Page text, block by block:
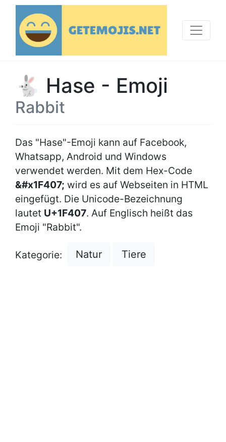
🐇 Hase - Emoji
Rabbit
Das "Hase"-Emoji kann auf Facebook,
Whatsapp, Android und Windows
verwendet werden. Mit dem Hex-Code
&#x1F407; wird es auf Webseiten in HTML
eingefügt. Die Unicode-Bezeichnung
lautet U+1F407. Auf Englisch heißt das
Emoji "Rabbit".
Kategorie: Natur Tiere